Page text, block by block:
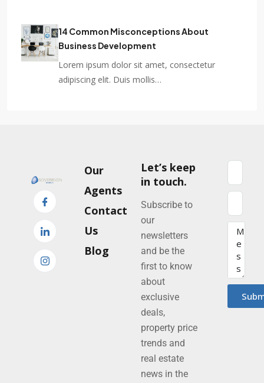
14 Common Misconceptions About
Business Development
Lorem ipsum dolor sit amet, consectetur
adipiscing elit. Duis mollis…
Our
Agents
Contact
Us
Blog
Let’s keep
in touch.
Subscribe to
our
newsletters
and be the
first to know
about
exclusive
deals,
property price
trends and
real estate
news in the